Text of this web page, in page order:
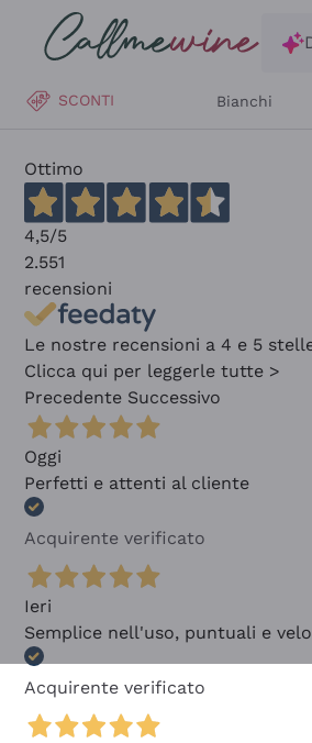
Salta al contenuto principale
SCONTI Bianchi
Ottimo
4,5/5
2.551
recensioni
Le nostre recensioni a 4 e 5
Clicca qui per leggerle tutte >
Precedente Successivo
Oggi
Perfetti e attenti al cliente
Acquirente verificato
Ieri
Semplice nell'uso, puntuali e
Acquirente verificato